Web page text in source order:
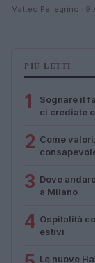
Matteo Pellegrino · 9
PIÙ LETTI
1
Sognare il
ci crediate
2 Come
3 Dove
a Milano
4 Ospitalità
estivi
Le nuove